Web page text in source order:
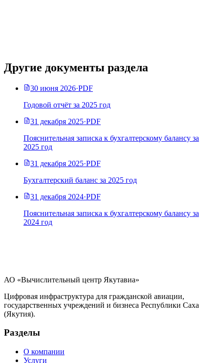
Другие документы раздела
30 июня 2026·PDF
Годовой отчёт за 2025 год
31 декабря 2025·PDF
Пояснительная записка к бухгалтерскому балансу за
2025 год
31 декабря 2025·PDF
Бухгалтерский баланс за 2025 год
31 декабря 2024·PDF
Пояснительная записка к бухгалтерскому балансу за
2024 год
АО «Вычислительный центр Якутавиа»
Цифровая инфраструктура для гражданской авиации,
государственных учреждений и бизнеса Республики Саха
(Якутия).
Разделы
О компании
Услуги